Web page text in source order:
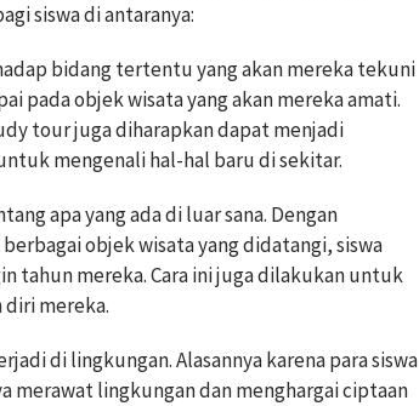
siswa di antaranya:
bidang tertentu yang akan mereka tekuni
pada objek wisata yang akan mereka amati.
tour juga diharapkan dapat menjadi
mengenali hal-hal baru di sekitar.
apa yang ada di luar sana. Dengan
objek wisata yang didatangi, siswa
tahun mereka. Cara ini juga dilakukan untuk
mereka.
di lingkungan. Alasannya karena para siswa
merawat lingkungan dan menghargai ciptaan